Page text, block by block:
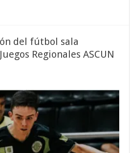
del fútbol sala
Regionales ASCUN